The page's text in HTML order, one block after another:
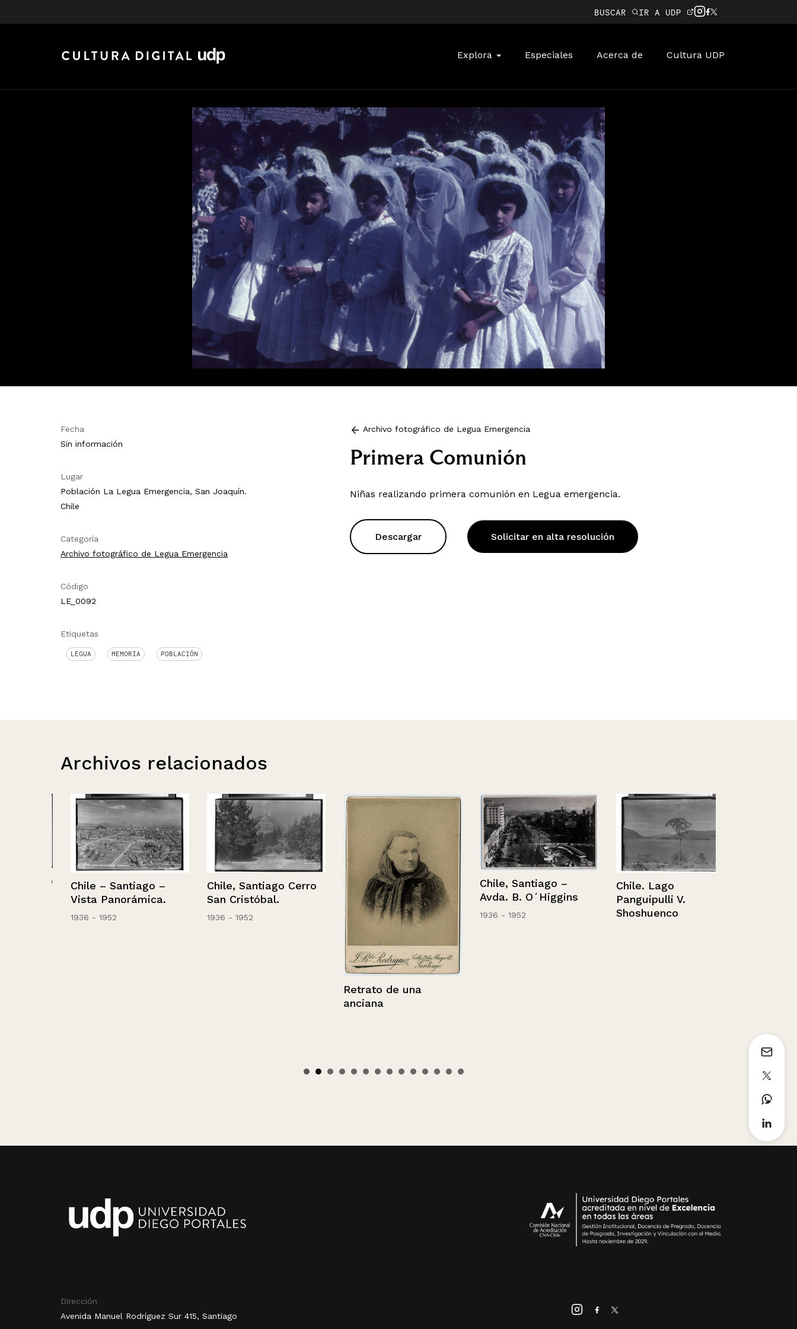
BUSCAR IR A UDP
Explora Especiales Acerca de Cultura UDP
Fecha
Sin información
Lugar
Población La Legua Emergencia, San Joaquín.
Chile
Categoría
Archivo fotográfico de Legua Emergencia
Código
LE_0092
Etiquetas
LEGUA MEMORIA POBLACIÓN
Archivo fotográfico de Legua Emergencia
Primera Comunión
Niñas realizando primera comunión en Legua emergencia.
Descargar Solicitar en alta resolución
Archivos relacionados
Chile – Santiago –
Vista Panorámica.
1936 - 1952
Chile, Santiago Cerro
San Cristóbal.
1936 - 1952
Retrato de una
anciana
Chile, Santiago –
Avda. B. O´Higgins
1936 - 1952
Chile. Lago
Panguipulli V.
Shoshuenco
Dirección
Avenida Manuel Rodríguez Sur 415, Santiago